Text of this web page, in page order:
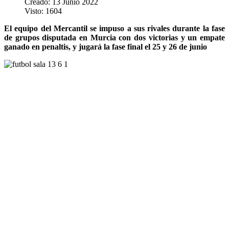
Visto: 1604
El equipo del Mercantil se impuso a sus rivales durante la fase
de grupos disputada en Murcia con dos victorias y un empate
ganado en penaltis, y jugará la fase final el 25 y 26 de junio